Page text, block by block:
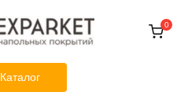
Каталог
0